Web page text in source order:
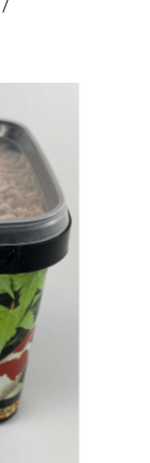
/